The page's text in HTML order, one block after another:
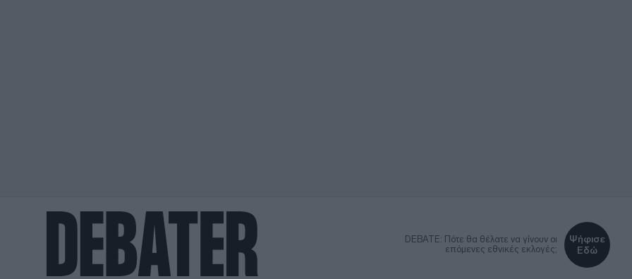
DEBATE: Πότε θα θέλατε να γίνουν οι
επόμενες εθνικές εκλογές;
Ψήφισε
Εδώ